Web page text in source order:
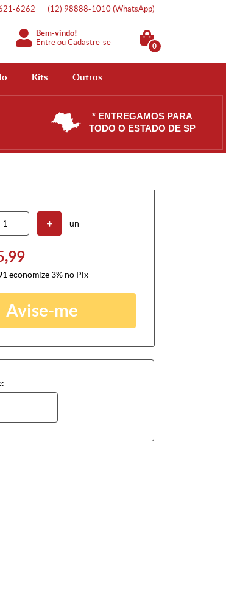
6262 (12) 98888-1010 (WhatsApp)
Bem-vindo!
Entre ouCadastre-se 0
Kits Outros
* ENTREGAMOS PARA
TODO O ESTADO DE SP
un
economize 3% no Pix
Avise-me